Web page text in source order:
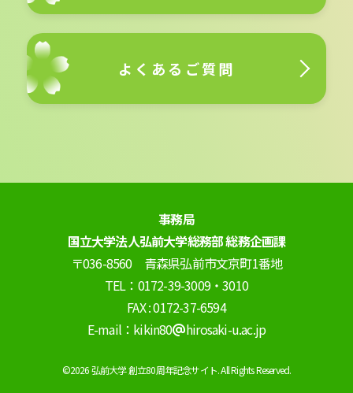
よくあるご質問
事務局
国立大学法人弘前大学総務部 総務企画課
〒036-8560 青森県弘前市文京町1番地
TEL：0172-39-3009・3010
FAX : 0172-37-6594
E-mail：kikin80
hirosaki-u.ac.jp
©2026 弘前大学 創立80周年記念サイト. All Rights Reserved.